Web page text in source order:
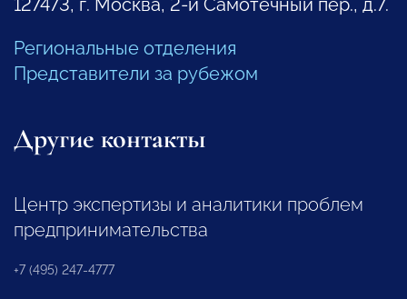
127473, г. Москва, 2-й Самотечный пер., д.7.
Региональные отделения
Представители за рубежом
Другие контакты
Центр экспертизы и аналитики проблем
предпринимательства
+7 (495) 247-4777